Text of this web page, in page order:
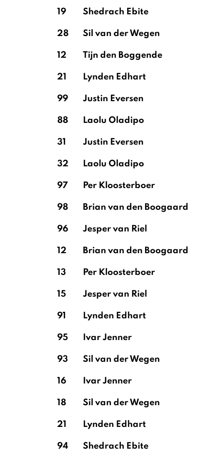
19 Shedrach Ebite
28 Sil van der Wegen
12 Tijn den Boggende
21 Lynden Edhart
99 Justin Eversen
88 Laolu Oladipo
31 Justin Eversen
32 Laolu Oladipo
97 Per Kloosterboer
98 Brian van den Boogaard
96 Jesper van Riel
12 Brian van den Boogaard
13 Per Kloosterboer
15 Jesper van Riel
91 Lynden Edhart
95 Ivar Jenner
93 Sil van der Wegen
16 Ivar Jenner
18 Sil van der Wegen
21 Lynden Edhart
94 Shedrach Ebite